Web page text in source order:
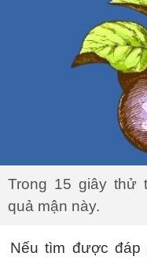
Trong 15 giây thử
quả mận này.
Nếu tìm được đáp